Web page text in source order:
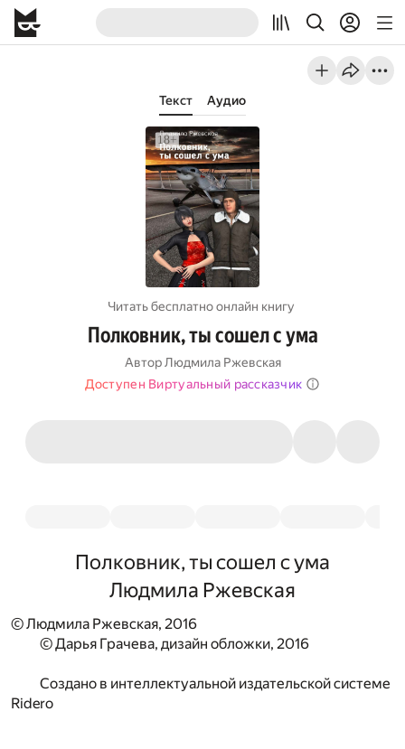
Текст Аудио
Читать бесплатно онлайн книгу
Полковник, ты сошел с ума
Автор Людмила Ржевская
Доступен Виртуальный рассказчик
Полковник, ты сошел с ума
Людмила Ржевская
© Людмила Ржевская, 2016
© Дарья Грачева, дизайн обложки, 2016
Создано в интеллектуальной издательской системе
Ridero